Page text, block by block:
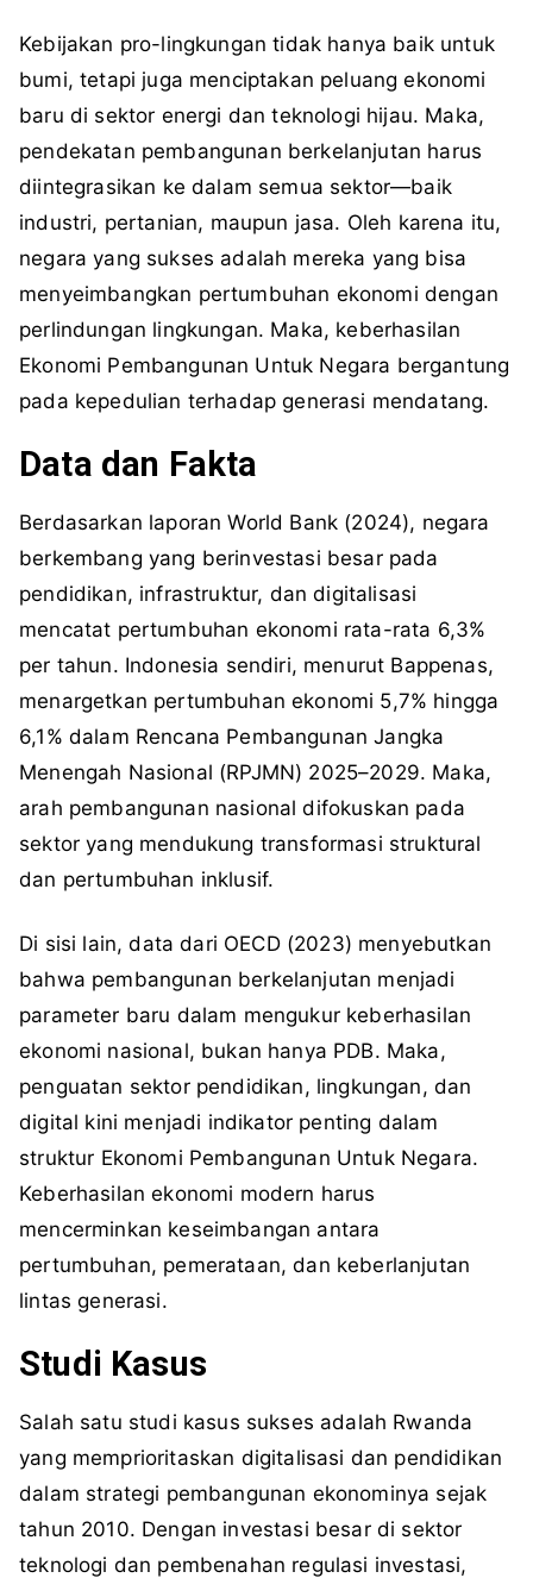
Kebijakan pro-lingkungan tidak hanya baik untuk
bumi, tetapi juga menciptakan peluang ekonomi
baru di sektor energi dan teknologi hijau. Maka,
pendekatan pembangunan berkelanjutan harus
diintegrasikan ke dalam semua sektor—baik
industri, pertanian, maupun jasa. Oleh karena itu,
negara yang sukses adalah mereka yang bisa
menyeimbangkan pertumbuhan ekonomi dengan
perlindungan lingkungan. Maka, keberhasilan
Ekonomi Pembangunan Untuk Negara bergantung
pada kepedulian terhadap generasi mendatang.
Data dan Fakta
Berdasarkan laporan World Bank (2024), negara
berkembang yang berinvestasi besar pada
pendidikan, infrastruktur, dan digitalisasi
mencatat pertumbuhan ekonomi rata-rata 6,3%
per tahun. Indonesia sendiri, menurut Bappenas,
menargetkan pertumbuhan ekonomi 5,7% hingga
6,1% dalam Rencana Pembangunan Jangka
Menengah Nasional (RPJMN) 2025–2029. Maka,
arah pembangunan nasional difokuskan pada
sektor yang mendukung transformasi struktural
dan pertumbuhan inklusif.
Di sisi lain, data dari OECD (2023) menyebutkan
bahwa pembangunan berkelanjutan menjadi
parameter baru dalam mengukur keberhasilan
ekonomi nasional, bukan hanya PDB. Maka,
penguatan sektor pendidikan, lingkungan, dan
digital kini menjadi indikator penting dalam
struktur Ekonomi Pembangunan Untuk Negara.
Keberhasilan ekonomi modern harus
mencerminkan keseimbangan antara
pertumbuhan, pemerataan, dan keberlanjutan
lintas generasi.
Studi Kasus
Salah satu studi kasus sukses adalah Rwanda
yang memprioritaskan digitalisasi dan pendidikan
dalam strategi pembangunan ekonominya sejak
tahun 2010. Dengan investasi besar di sektor
teknologi dan pembenahan regulasi investasi,